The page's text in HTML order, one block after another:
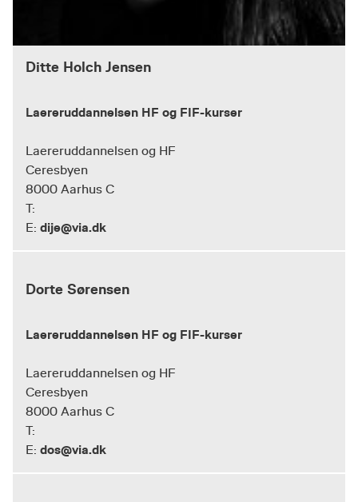
Ditte Holch Jensen
Laereruddannelsen HF og FIF-kurser
Laereruddannelsen og HF
Ceresbyen
8000 Aarhus C
T:
E: dije@via.dk
Dorte Sørensen
Laereruddannelsen HF og FIF-kurser
Laereruddannelsen og HF
Ceresbyen
8000 Aarhus C
T:
E: dos@via.dk